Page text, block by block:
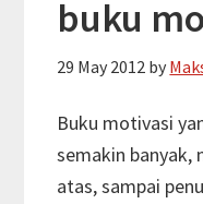
buku
29 May 2012 by
Buku motivasi
semakin
atas, sampai